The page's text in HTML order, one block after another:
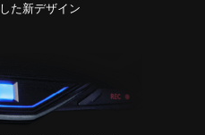
た新デザイン